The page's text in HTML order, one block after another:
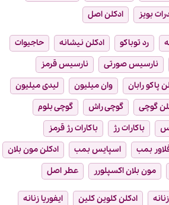
بویز
ادکلن اصل
رد توباکو ادکلن نیشانه
حاجیوات
نارسیس صورتی
نارسیس قرمز
پاکو رابان وان میلیون
لیدی میلیون
گوچی گوچی راش
گوچی بلوم
باکارات رژ
باکارات رژ قرمز
بمب اسپایس بمب
ادکلن مون بلان
مون بلان اکسپلورر عطر اصل
ادکلن کلوین کلین
ایفوریا زنانه